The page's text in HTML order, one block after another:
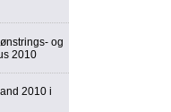
og
2010
2010 i